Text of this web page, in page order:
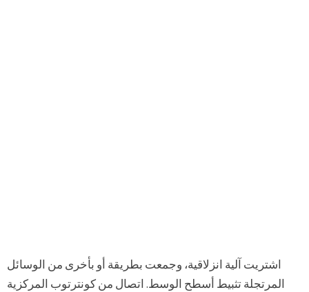
اشتريت آلية انزلاقية، وجمعت بطريقة أو بأخرى من الوسائل
المرتجلة تثبيط أسطح الوسط. اتصال من كونترتوب المركزية